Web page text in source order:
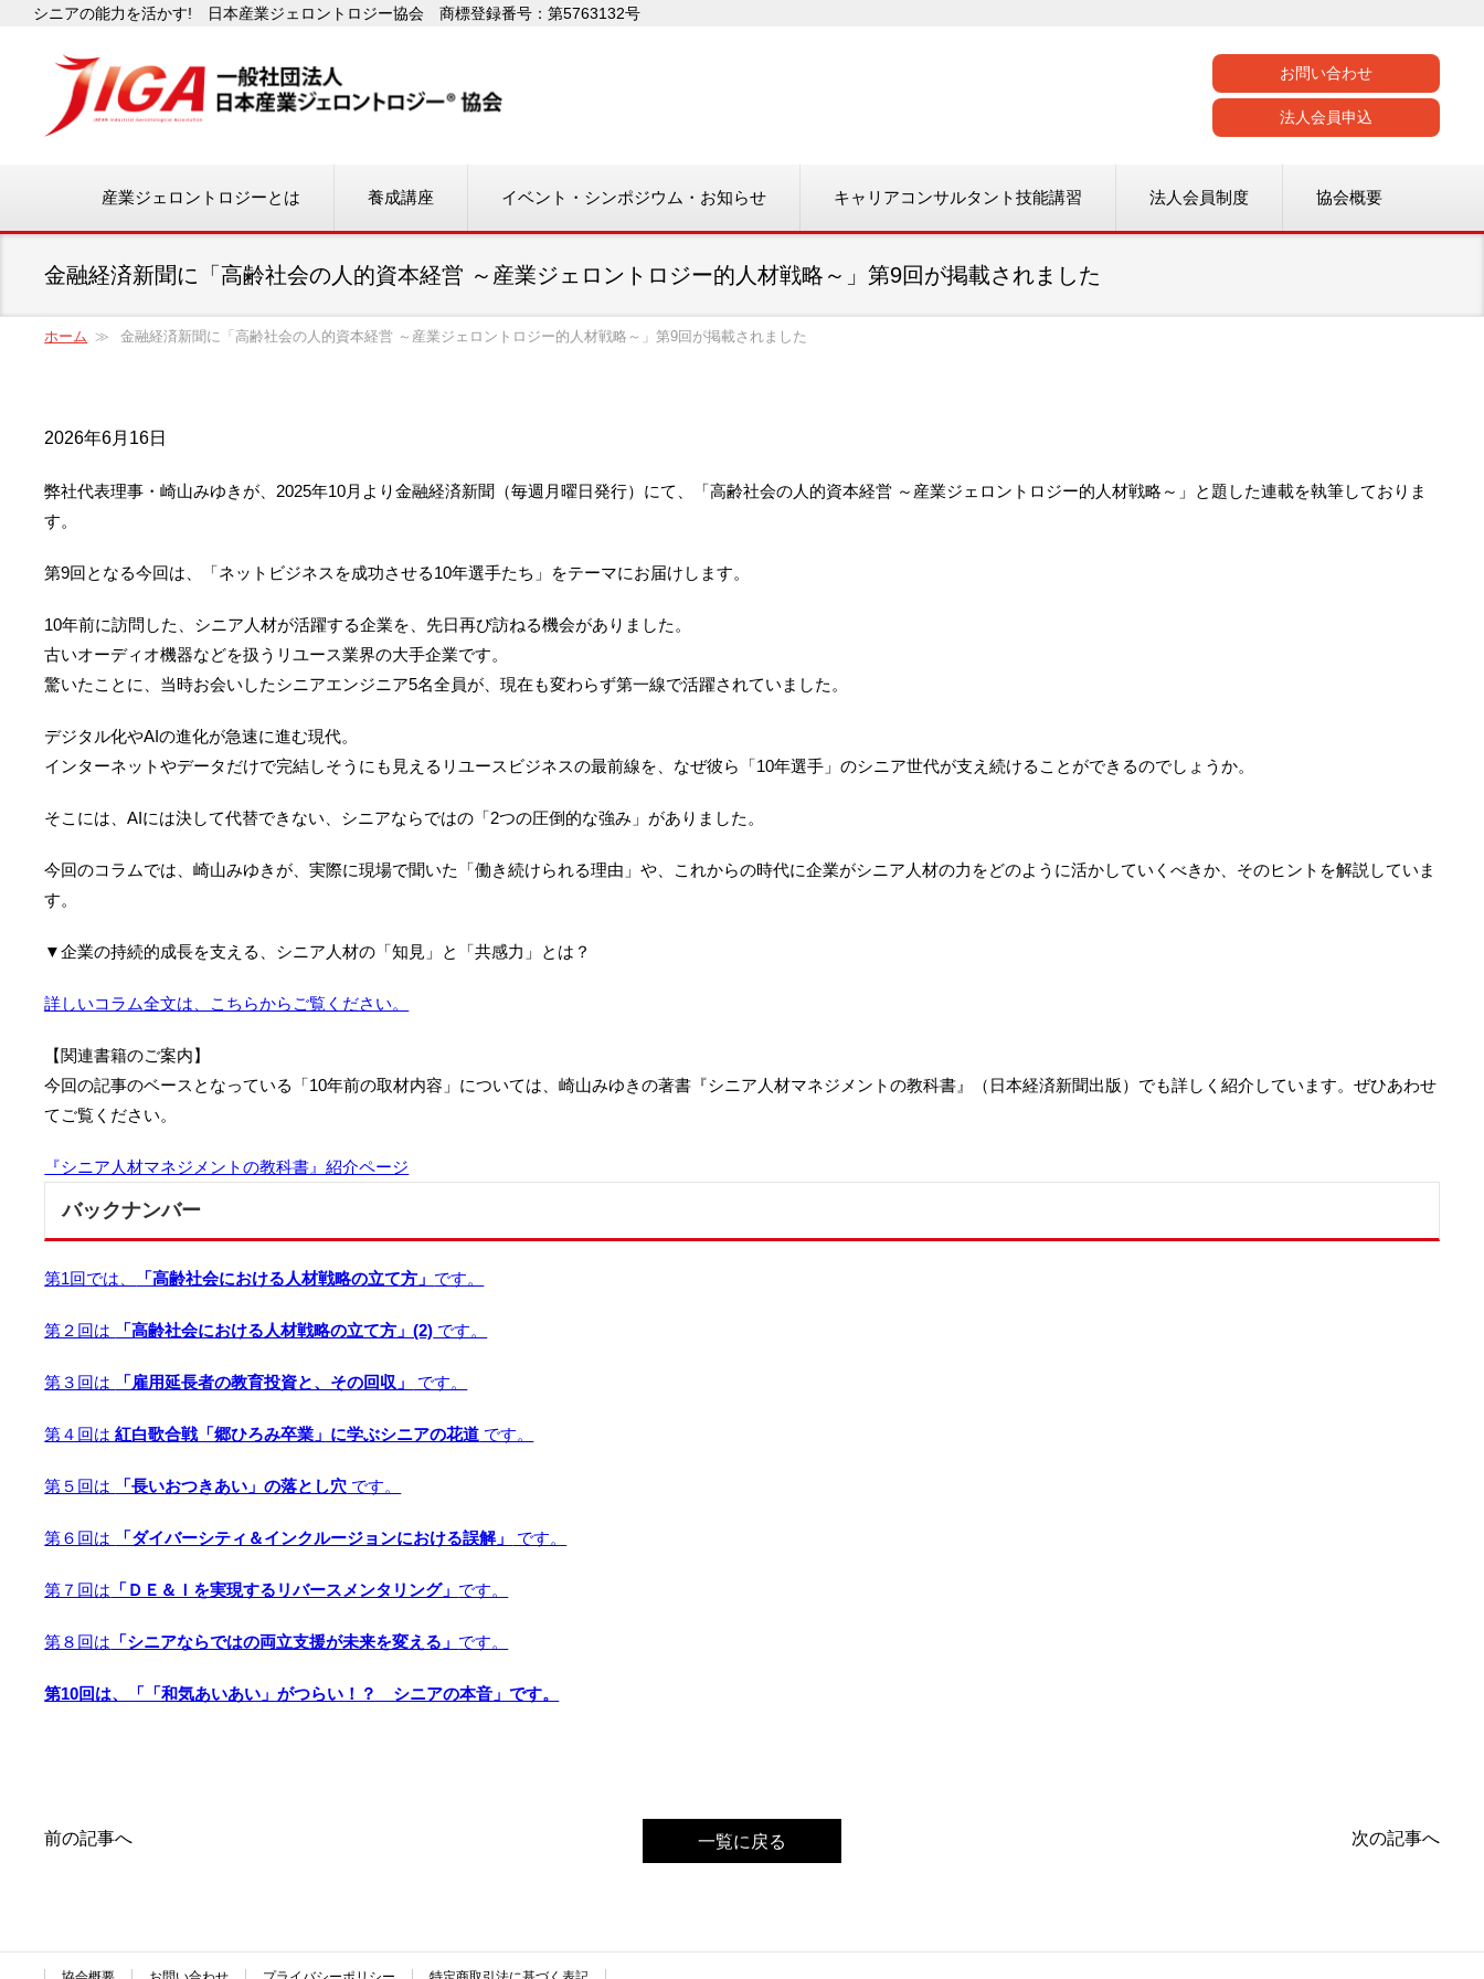
シニアの能力を活かす! 日本産業ジェロントロジー協会 商標登録番号：第5763132号
お問い合わせ
法人会員申込
産業ジェロントロジーとは 養成講座 イベント・シンポジウム・お知らせ キャリアコンサルタント技能講習 法人会員制度 協会概要
金融経済新聞に「高齢社会の人的資本経営 ～産業ジェロントロジー的人材戦略～」第9回が掲載されました
ホーム 金融経済新聞に「高齢社会の人的資本経営 ～産業ジェロントロジー的人材戦略～」第9回が掲載されました
2026年6月16日
弊社代表理事・崎山みゆきが、2025年10月より金融経済新聞（毎週月曜日発行）にて、「高齢社会の人的資本経営 ～産業ジェロントロジー的人材戦略～」と題した連載を執筆しておりま
す。
第9回となる今回は、「ネットビジネスを成功させる10年選手たち」をテーマにお届けします。
10年前に訪問した、シニア人材が活躍する企業を、先日再び訪ねる機会がありました。
古いオーディオ機器などを扱うリユース業界の大手企業です。
驚いたことに、当時お会いしたシニアエンジニア5名全員が、現在も変わらず第一線で活躍されていました。
デジタル化やAIの進化が急速に進む現代。
インターネットやデータだけで完結しそうにも見えるリユースビジネスの最前線を、なぜ彼ら「10年選手」のシニア世代が支え続けることができるのでしょうか。
そこには、AIには決して代替できない、シニアならではの「2つの圧倒的な強み」がありました。
今回のコラムでは、崎山みゆきが、実際に現場で聞いた「働き続けられる理由」や、これからの時代に企業がシニア人材の力をどのように活かしていくべきか、そのヒントを解説していま
す。
▼企業の持続的成長を支える、シニア人材の「知見」と「共感力」とは？
詳しいコラム全文は、こちらからご覧ください。
【関連書籍のご案内】
今回の記事のベースとなっている「10年前の取材内容」については、崎山みゆきの著書『シニア人材マネジメントの教科書』（日本経済新聞出版）でも詳しく紹介しています。ぜひあわせ
てご覧ください。
『シニア人材マネジメントの教科書』紹介ページ
バックナンバー
第1回では、 「高齢社会における人材戦略の立て方」 です。
第２回は 「高齢社会における人材戦略の立て方」(2) です。
第３回は 「雇用延長者の教育投資と、その回収」 です。
第４回は紅白歌合戦「郷ひろみ卒業」に学ぶシニアの花道 です。
第５回は 「長いおつきあい」の落とし穴 です。
第６回は 「ダイバーシティ＆インクルージョンにおける誤解」 です。
第７回は 「ＤＥ＆Ｉを実現するリバースメンタリング」 です。
第８回は 「シニアならではの両立支援が未来を変える」 です。
第10回は、「「和気あいあい」がつらい！？ シニアの本音」です。
前の記事へ 一覧に戻る 次の記事へ